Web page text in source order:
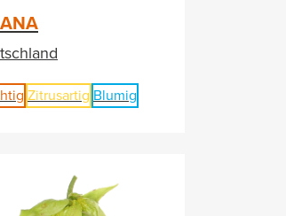
Zitrusartig Blumig